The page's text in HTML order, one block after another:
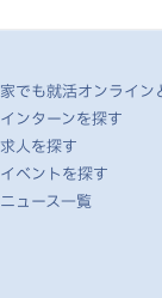
家でも就活オンライン
インターンを探す
求人を探す
イベントを探す
ニュース一覧